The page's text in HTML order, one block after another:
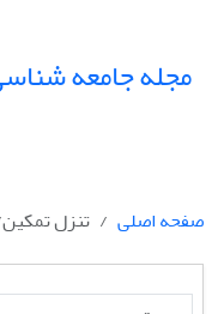
مجله جامعه
صفحه اصلی تنزل